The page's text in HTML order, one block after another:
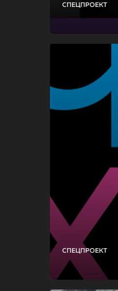
СПЕЦПРОЕКТ
СПЕЦПРОЕКТ